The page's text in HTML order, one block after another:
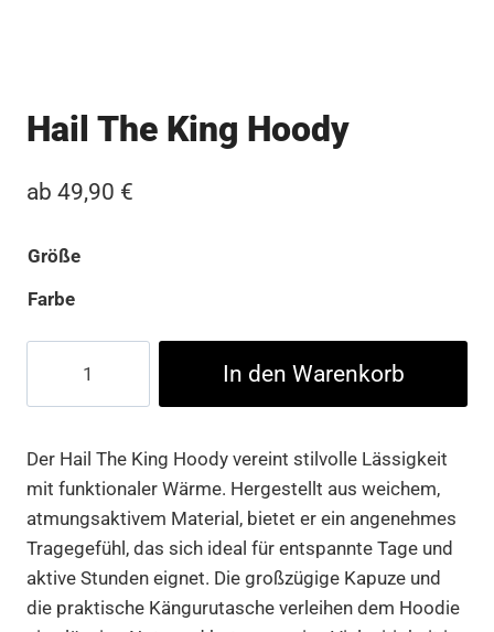
Hail The King Hoody
ab 49,90 €
Größe
Farbe
King
Menge
In den Warenkorb
Der Hail The King Hoody vereint stilvolle Lässigkeit
mit funktionaler Wärme. Hergestellt aus weichem,
atmungsaktivem Material, bietet er ein angenehmes
Tragegefühl, das sich ideal für entspannte Tage und
aktive Stunden eignet. Die großzügige Kapuze und
die praktische Kängurutasche verleihen dem Hoodie